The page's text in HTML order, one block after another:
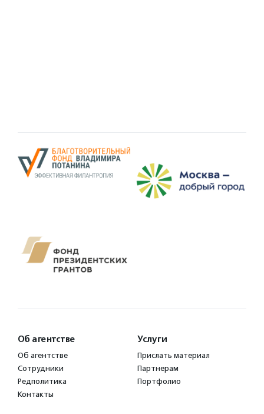
Об агентстве
Об агентстве
Сотрудники
Редполитика
Контакты
Услуги
Прислать материал
Партнерам
Портфолио